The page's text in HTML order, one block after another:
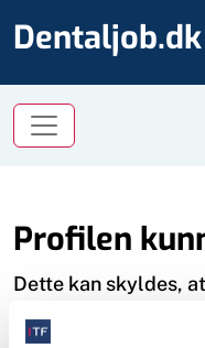
Dentaljob.dk
Profilen
Dette kan skyldes,
Det kan også